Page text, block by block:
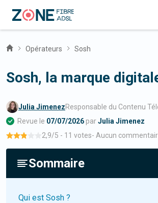
Opérateurs Sosh
Sosh, la marque
Julia JimenezResponsable du Contenu
Revue le 07/07/2026 parJulia Jimenez
2,9/5 - 11 votes- Aucun
Sommaire
Qui est Sosh ?